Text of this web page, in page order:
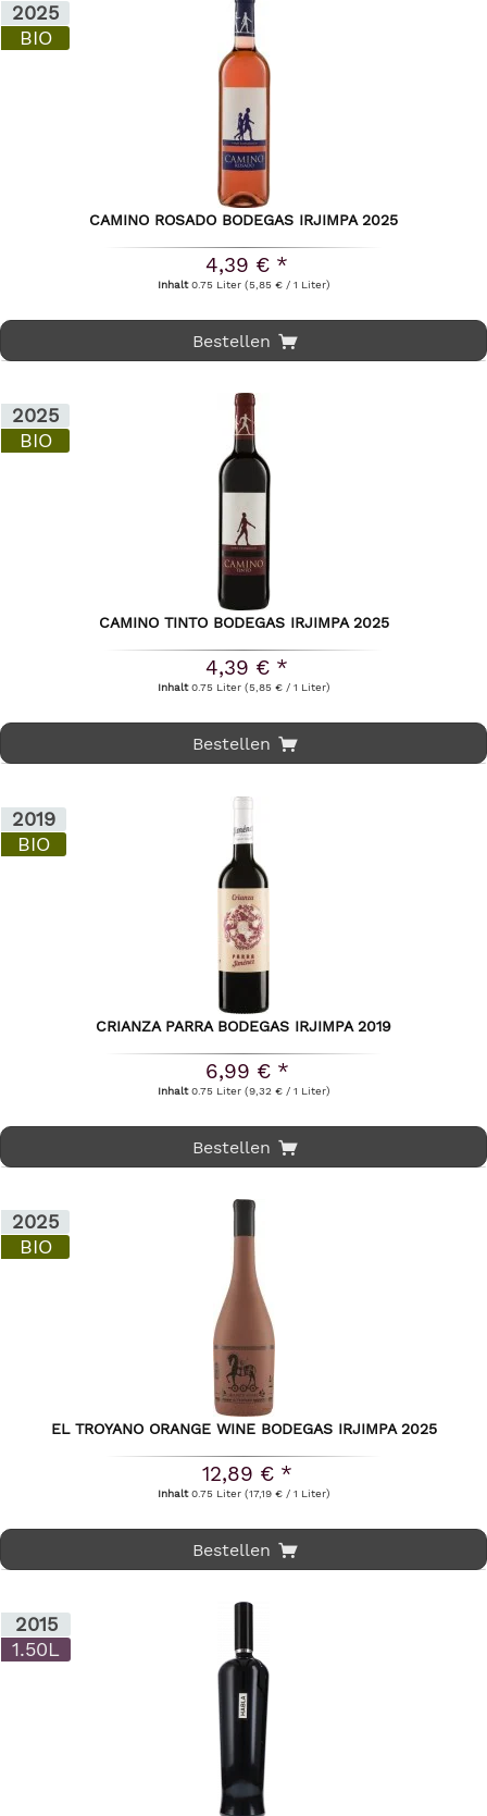
2025
BIO
CAMINO ROSADO BODEGAS IRJIMPA 2025
4,39 € *
Inhalt0.75 Liter (5,85 € / 1 Liter)
Bestellen
2025
BIO
CAMINO TINTO BODEGAS IRJIMPA 2025
4,39 € *
Inhalt0.75 Liter (5,85 € / 1 Liter)
Bestellen
2019
BIO
CRIANZA PARRA BODEGAS IRJIMPA 2019
6,99 € *
Inhalt0.75 Liter (9,32 € / 1 Liter)
Bestellen
2025
BIO
EL TROYANO ORANGE WINE BODEGAS IRJIMPA 2025
12,89 € *
Inhalt0.75 Liter (17,19 € / 1 Liter)
Bestellen
2015
1.50L